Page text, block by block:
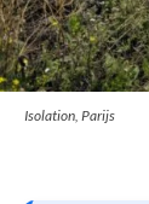
Isolation, Parijs